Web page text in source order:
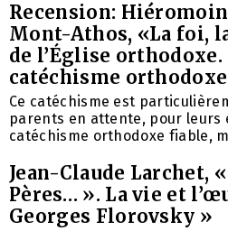
Recension:
Mont-Athos, «La foi,
de l’Église orthodoxe.
catéchisme
Ce catéchisme est
parents en attente, pour leurs
catéchisme orthodoxe fiable,
Jean-Claude Larchet,
Pères… ». La vie et
Georges Florovsky »